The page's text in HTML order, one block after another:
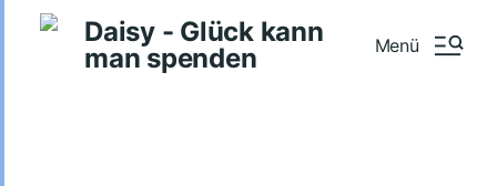
Daisy - Glück kann
man spenden
Menü